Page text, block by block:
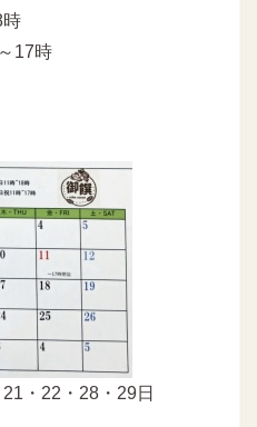
時
・22・28・29日